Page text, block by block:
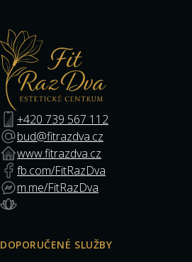
+420 739 567 112
bud@fitrazdva.cz
www.fitrazdva.cz
fb.com/FitRazDva
m.me/FitRazDva
DOPORUČENÉ SLUŽBY